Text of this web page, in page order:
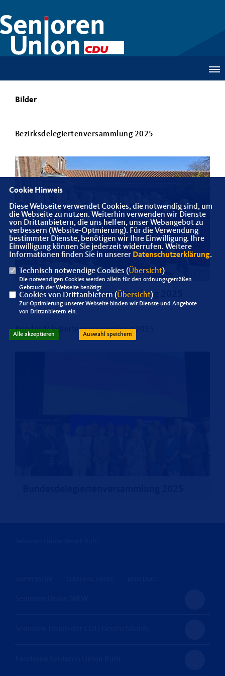
Bilder
Bezirksdelegiertenversammlung 2025
Bezirksdelegiertenversammlung 2025
Bundesdelegiertenversammlung 2025
Cookie Hinweis
Diese Webseite verwendet Cookies, die notwendig sind, um
die Webseite zu nutzen. Weiterhin verwenden wir Dienste
von Drittanbietern, die uns helfen, unser Webangebot zu
verbessern (Website-Optmierung). Für die Verwendung
bestimmter Dienste, benötigen wir Ihre Einwilligung. Ihre
Einwilligung können Sie jederzeit widerrufen. Weitere
Informationen finden Sie in unserer Datenschutzerklärung.
Technisch notwendige Cookies (Übersicht)
Die notwendigen Cookies werden allein für den ordnungsgemäßen
Gebrauch der Webseite benötigt.
Cookies von Drittanbietern (Übersicht)
Zur Optimierung unserer Webseite binden wir Dienste und Angebote
von Drittanbietern ein.
Alle akzeptieren Auswahl speichern